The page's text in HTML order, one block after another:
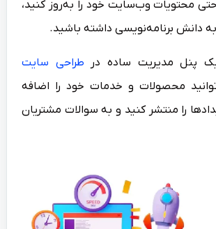
محتویات وب‌سایت خود را به‌روز کنید،
به دانش برنامه‌نویسی داشته باشید.
یک پنل مدیریت ساده در طراحی سایت
محصولات و خدمات خود را اضافه
را منتشر کنید و به سوالات مشتریان